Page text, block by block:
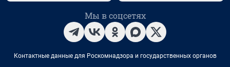
Мы в соцсетях
Контактные данные для Роскомнадзора и государственных органов